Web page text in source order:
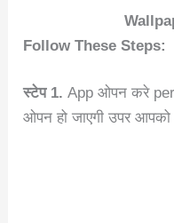
Follow These Steps:
स्टेप 1. App ओपन करे
ओपन हो जाएगी उपर आपको